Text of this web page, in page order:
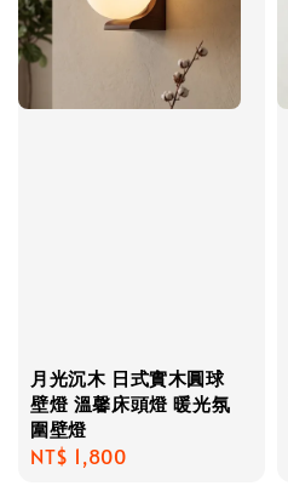
月光沉木 日式實木圓球
壁燈 溫馨床頭燈 暖光氛
圍壁燈
Regular
NT$ 1,800